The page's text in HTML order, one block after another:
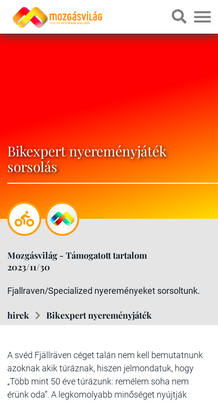
Bikexpert nyereményjáték
sorsolás
Mozgásvilág - Támogatott tartalom
2023/11/30
Fjallraven/Specialized nyereményeket sorsoltunk.
hirek Bikexpert nyereményjáték
A svéd Fjällräven céget talán nem kell bemutatnunk
azoknak akik túráznak, hiszen jelmondatuk, hogy
„Több mint 50 éve túrázunk: remélem soha nem
érünk oda”. A legkomolyabb minőséget nyújtják